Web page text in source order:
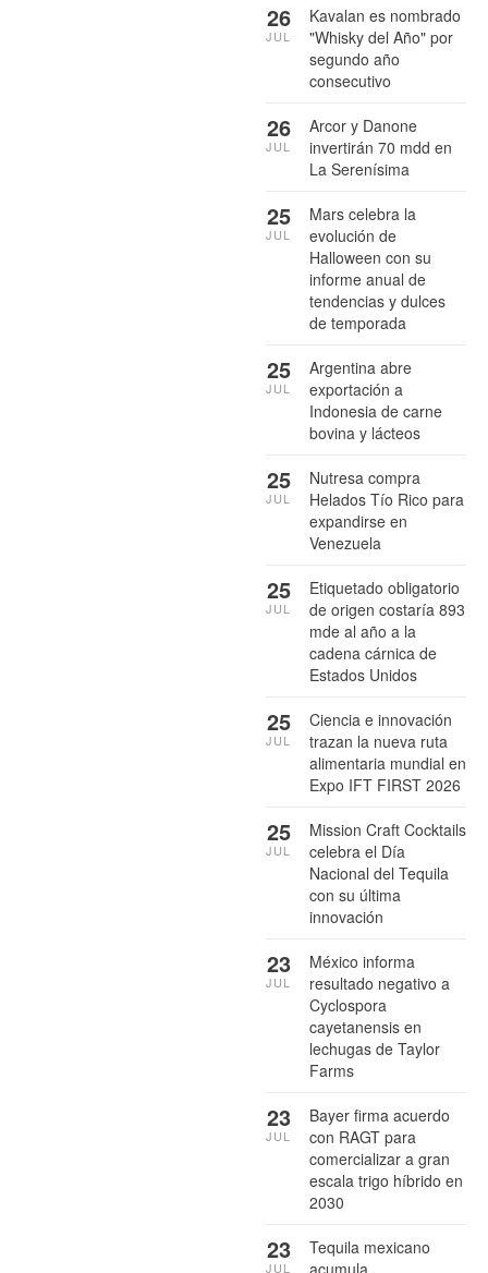
Kavalan es nombrado
"Whisky del Año" por
segundo año
consecutivo
26
JUL
Arcor y Danone
invertirán 70 mdd en
La Serenísima
26
JUL
Mars celebra la
evolución de
Halloween con su
informe anual de
tendencias y dulces
de temporada
25
JUL
Argentina abre
exportación a
Indonesia de carne
bovina y lácteos
25
JUL
Nutresa compra
Helados Tío Rico para
expandirse en
Venezuela
25
JUL
Etiquetado obligatorio
de origen costaría 893
mde al año a la
cadena cárnica de
Estados Unidos
25
JUL
Ciencia e innovación
trazan la nueva ruta
alimentaria mundial en
Expo IFT FIRST 2026
25
JUL
Mission Craft Cocktails
celebra el Día
Nacional del Tequila
con su última
innovación
25
JUL
México informa
resultado negativo a
Cyclospora
cayetanensis en
lechugas de Taylor
Farms
23
JUL
Bayer firma acuerdo
con RAGT para
comercializar a gran
escala trigo híbrido en
2030
23
JUL
Tequila mexicano
23
JUL